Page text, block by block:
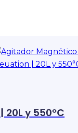
y 550°C